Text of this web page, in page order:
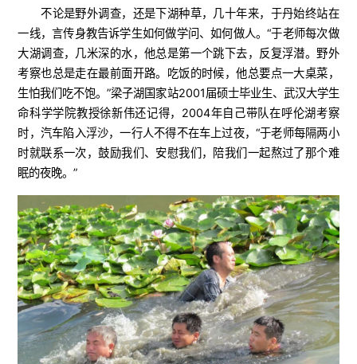
不论是野外调查，还是下湖种草，几十年来，于丹始终站在
一线，言传身教告诉学生如何做学问、如何做人。“于老师每次做
大湖调查，几米深的水，他总是第一个跳下去，反复浮潜。野外
考察也总是走在最前面开路。吃饭的时候，他总要点一大桌菜，
生怕我们吃不饱。”梁子湖国家站2001届硕士毕业生、武汉大学生
命科学学院教授徐新伟还记得，2004年自己带队在呼伦湖考察
时，汽车陷入浮沙，一行人不得不在车上过夜，“于老师每隔两小
时就联系一次，鼓励我们、安慰我们，陪我们一起熬过了那个难
眠的夜晚。”